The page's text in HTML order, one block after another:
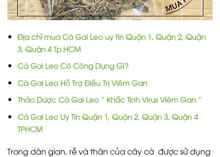
Địa chỉ mua Cà Gai Leo uy tín Quận 1, Quận 2, Quận
3, Quận 4 Tp.HCM
Cà Gai Leo Có Công Dụng Gì?
Cà Gai Leo Hỗ Trợ Điều Trị Viêm Gan
Thảo Dược Cà Gai Leo ” Khắc Tinh Virus Viêm Gan ”
Cà Gai Leo Uy Tín Quận 1, Quận 2, Quận 3, Quận 4
TPHCM
Trong dân gian, rễ và thân của cây cà được sử dụng